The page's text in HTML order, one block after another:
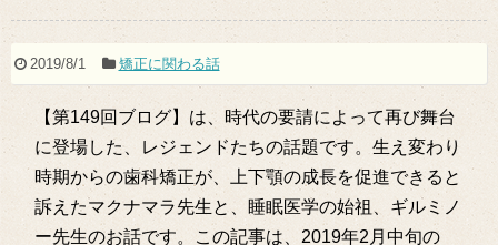
2019/8/1 矯正に関わる話
【第149回ブログ】は、時代の要請によって再び舞台
に登場した、レジェンドたちの話題です。生え変わり
時期からの歯科矯正が、上下顎の成長を促進できると
訴えたマクナマラ先生と、睡眠医学の始祖、ギルミノ
ー先生のお話です。この記事は、2019年2月中旬の